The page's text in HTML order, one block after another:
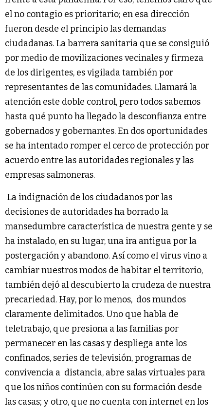
el no contagio es prioritario; en esa dirección
fueron desde el principio las demandas
ciudadanas. La barrera sanitaria que se consiguió
por medio de movilizaciones vecinales y firmeza
de los dirigentes, es vigilada también por
representantes de las comunidades. Llamará la
atención este doble control, pero todos sabemos
hasta qué punto ha llegado la desconfianza entre
gobernados y gobernantes. En dos oportunidades
se ha intentado romper el cerco de protección por
acuerdo entre las autoridades regionales y las
empresas salmoneras.
La indignación de los ciudadanos por las
decisiones de autoridades ha borrado la
mansedumbre característica de nuestra gente y se
ha instalado, en su lugar, una ira antigua por la
postergación y abandono. Así como el virus vino a
cambiar nuestros modos de habitar el territorio,
también dejó al descubierto la crudeza de nuestra
precariedad. Hay, por lo menos, dos mundos
claramente delimitados. Uno que habla de
teletrabajo, que presiona a las familias por
permanecer en las casas y despliega ante los
confinados, series de televisión, programas de
convivencia a distancia, abre salas virtuales para
que los niños continúen con su formación desde
las casas; y otro, que no cuenta con internet en los